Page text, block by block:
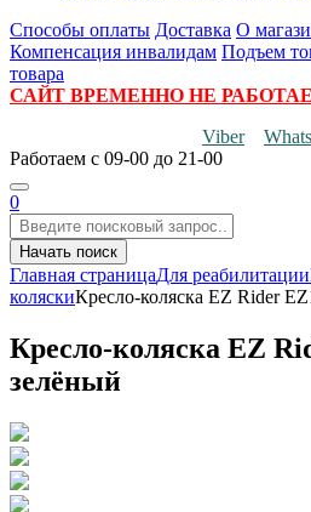
Способы оплаты Доставка О
Компенсация инвалидам Подъем
товара
САЙТ ВРЕМЕННО НЕ
Viber
Работаем с 09-00 до 21-00
0
Начать поиск
Главная страницаДля реабилитации
коляскиКресло-коляска EZ Rider
Кресло-коляска EZ
зелёный